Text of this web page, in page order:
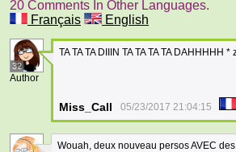
20 Comments In Other Languages.
Français
English
32
Author
TA TA TA DIIIN TA TA TA TA DAHHHHH
Miss_Call 05/23/2017 21:04:15
Wouah, deux nouveau persos AVEC